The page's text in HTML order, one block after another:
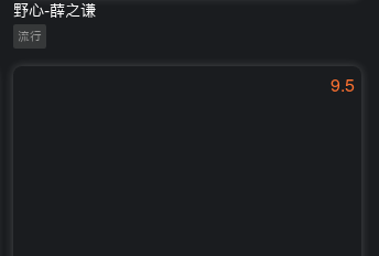
野心-薛之谦
流行
9.5